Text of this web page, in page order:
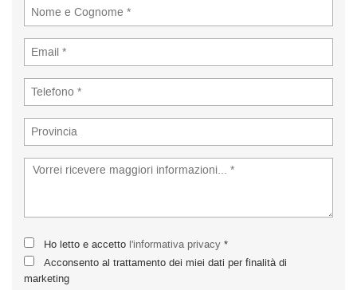
Ho letto e accetto l'informativa privacy *
Acconsento al trattamento dei miei dati per finalità di
marketing